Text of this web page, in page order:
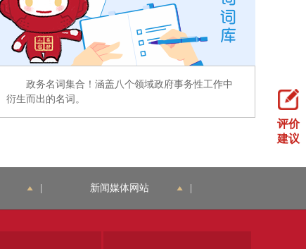
政务名词集合！涵盖八个领域政府事务性工作中
衍生而出的名词。
评价
建议
新闻媒体网站